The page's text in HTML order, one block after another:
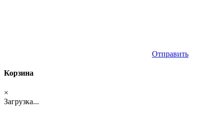
Отправить
Корзина
×
Загрузка...